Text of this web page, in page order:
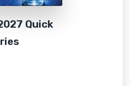
Quick